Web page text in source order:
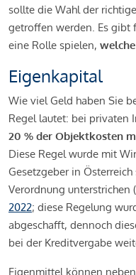
sollte die Wahl der
getroffen werden. Es gibt
eine Rolle spielen,
Eigenkapital
Wie viel Geld haben Sie
Regel lautet: bei privaten
20 % der Objektkosten
Diese Regel wurde mit
Gesetzgeber in
Verordnung unterstrichen (
2022; diese Regelung
abgeschafft, dennoch
bei der Kreditvergabe
Eigenmittel können